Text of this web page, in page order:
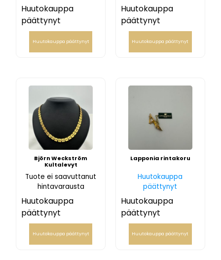
Huutokauppa
päättynyt
Huutokauppa päättynyt
Huutokauppa
päättynyt
Huutokauppa päättynyt
Björn Weckström
Kultalevyt
Tuote ei saavuttanut
hintavarausta
Huutokauppa
päättynyt
Huutokauppa päättynyt
Lapponia rintakoru
Huutokauppa
päättynyt
Huutokauppa
päättynyt
Huutokauppa päättynyt